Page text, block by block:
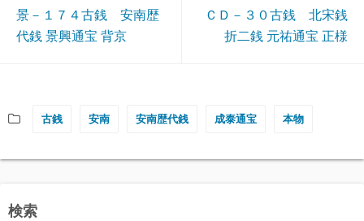
景－１７４古銭 安南歴
代銭 景興通宝 背京
ＣＤ－３０古銭 北宋銭
折二銭 元祐通宝 正様
古銭 安南 安南歴代銭 成泰通宝 本物
検索